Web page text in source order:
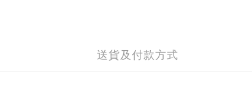
送貨及付款方式